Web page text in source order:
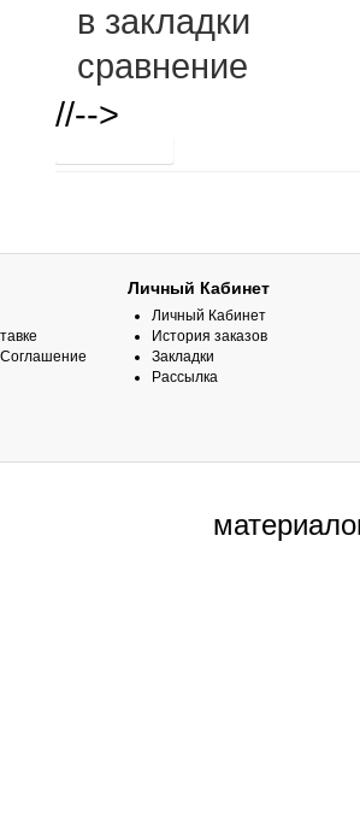
в закладки
сравнение
//-->
Соглашение
Личный Кабинет
Личный Кабинет
История заказов
Закладки
Рассылка